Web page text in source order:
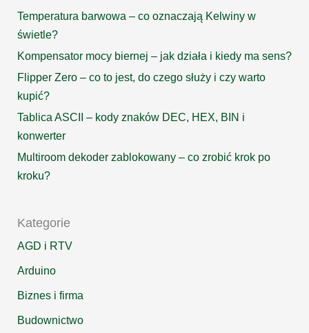
Temperatura barwowa – co oznaczają Kelwiny w
świetle?
Kompensator mocy biernej – jak działa i kiedy ma sens?
Flipper Zero – co to jest, do czego służy i czy warto
kupić?
Tablica ASCII – kody znaków DEC, HEX, BIN i
konwerter
Multiroom dekoder zablokowany – co zrobić krok po
kroku?
Kategorie
AGD i RTV
Arduino
Biznes i firma
Budownictwo